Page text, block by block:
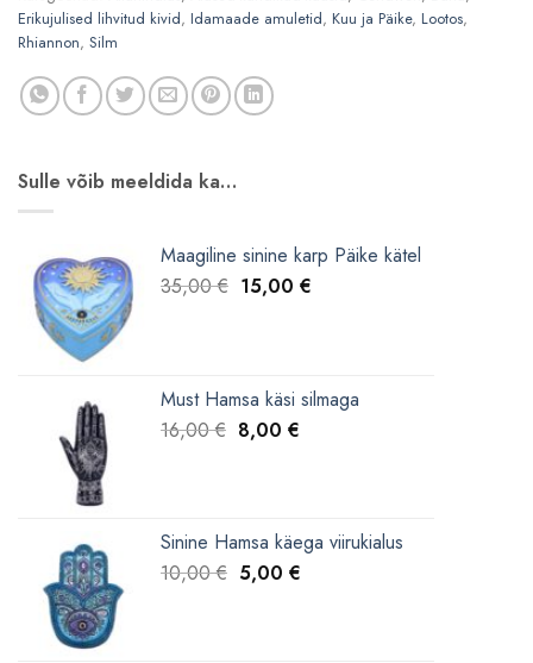
Erikujulised lihvitud kivid, Idamaade amuletid, Kuu ja Päike, Lootos,
Rhiannon, Silm
Sulle võib meeldida ka…
Maagiline sinine karp Päike kätel
35,00€ Algne
15,00 €Current
Must Hamsa käsi silmaga
16,00€ Algne
8,00 €Current
Sinine Hamsa käega viirukialus
10,00€ Algne
5,00 €Current